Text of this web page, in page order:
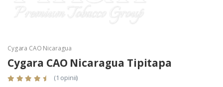
Cygara CAO Nicaragua
Cygara CAO Nicaragua Tipitapa
(1 opinii)